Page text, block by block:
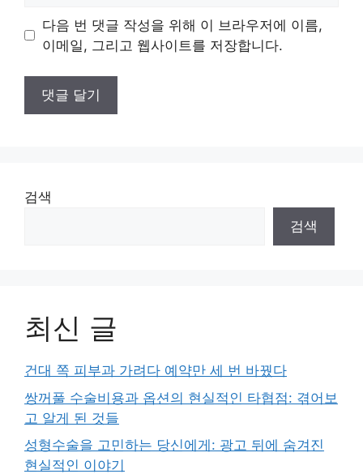
트
다음 번 댓글 작성을 위해 이 브라우저에 이름,
이메일, 그리고 웹사이트를 저장합니다.
검색
검색
최신 글
건대 쪽 피부과 가려다 예약만 세 번 바꿨다
쌍꺼풀 수술비용과 옵션의 현실적인 타협점: 겪어보
고 알게 된 것들
성형수술을 고민하는 당신에게: 광고 뒤에 숨겨진
현실적인 이야기